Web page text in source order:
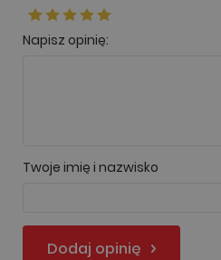
Napisz opinię:
Twoje imię i nazwisko
Dodaj opinię